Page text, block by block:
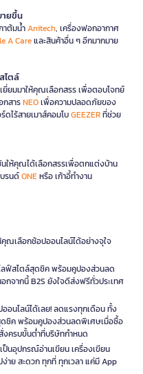
ายขึ้น
าต้มน้ำAnitech, เครื่องฟอกอากาศ
A Careและสินค้าอื่น ๆ อีกมากมาย
ไตล์
ยมมาให้คุณเลือกสรร เพื่อตอบโจทย์
กสารNEOเพื่อความปลอดภัยของ
ดไร้สายเมาส์คอมโบGEEZERที่ช่วย
ให้คุณได้เลือกสรรเพื่อตกแต่งบ้าน
รนด์ONEหรือ เก้าอี้ทำงาน
ณเลือกช้อปออนไลน์ได้อย่างจุใจ
ลฟ์สไตล์สุดชิค พร้อมคูปองส่วนลด
กจากนี้ B2S ยังใจดีส่งฟรีทั่วประเทศ
อนไลน์ได้เลย! ลดแรงทุกเดือน ทั้ง
ดชิค พร้อมคูปองส่วนลดพิเศษเมื่อซื้อ
งครบขั้นต่ำที่บริษัทกำหนด
ป็นอุปกรณ์อ่านเขียน เครื่องเขียน
าย สะดวก ทุกที่ ทุกเวลา แค่มี App